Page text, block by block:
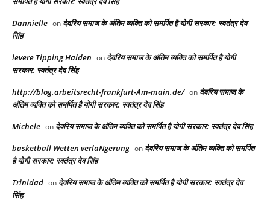
Dannielle on देवरिय समाज के अंतिम व्यक्ति को समर्पित है योगी सरकार: स्वतंत्र देव
सिंह
levere Tipping Halden on देवरिय समाज के अंतिम व्यक्ति को समर्पित है योगी
सरकार: स्वतंत्र देव सिंह
http://blog.arbeitsrecht-frankfurt-Am-main.de/ on देवरिय समाज के
अंतिम व्यक्ति को समर्पित है योगी सरकार: स्वतंत्र देव सिंह
Michele on देवरिय समाज के अंतिम व्यक्ति को समर्पित है योगी सरकार: स्वतंत्र देव सिंह
basketball Wetten verläNgerung on देवरिय समाज के अंतिम व्यक्ति को समर्पित
है योगी सरकार: स्वतंत्र देव सिंह
Trinidad on देवरिय समाज के अंतिम व्यक्ति को समर्पित है योगी सरकार: स्वतंत्र देव
सिंह